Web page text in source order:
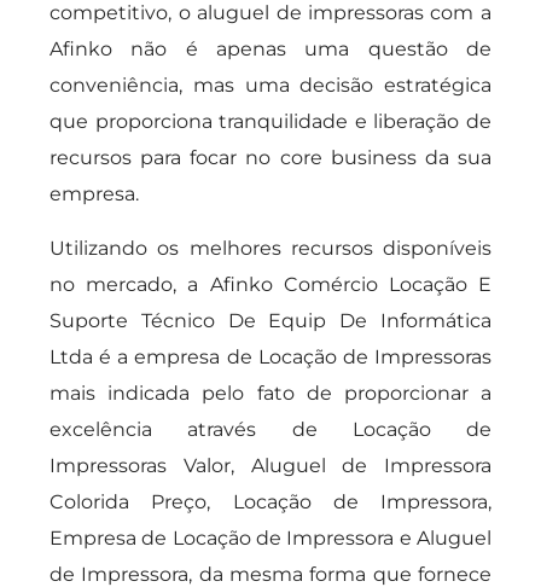
competitivo, o aluguel de impressoras com a
Afinko não é apenas uma questão de
conveniência, mas uma decisão estratégica
que proporciona tranquilidade e liberação de
recursos para focar no core business da sua
empresa.
Utilizando os melhores recursos disponíveis
no mercado, a Afinko Comércio Locação E
Suporte Técnico De Equip De Informática
Ltda é a empresa de Locação de Impressoras
mais indicada pelo fato de proporcionar a
excelência através de Locação de
Impressoras Valor, Aluguel de Impressora
Colorida Preço, Locação de Impressora,
Empresa de Locação de Impressora e Aluguel
de Impressora, da mesma forma que fornece